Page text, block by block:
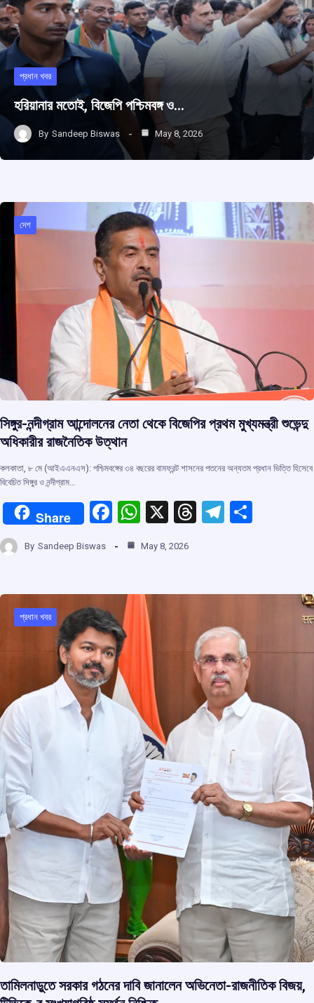
প্রধান খবর
হরিয়ানার মতোই, বিজেপি পশ্চিমবঙ্গ ও…
By Sandeep Biswas May 8, 2026
দেশ
সিঙ্গুর-নন্দীগ্রাম আন্দোলনের নেতা থেকে বিজেপির প্রথম মুখ্যমন্ত্রী শুভেন্দু
অধিকারীর রাজনৈতিক উত্থান
কলকাতা, ৮ মে (আইএএনএস): পশ্চিমবঙ্গের ৩৪ বছরের বামফ্রন্ট শাসনের পতনের অন্যতম প্রধান ভিত্তি হিসেবে
বিবেচিত সিঙ্গুর ও নন্দীগ্রাম…
Share
F
ce
o
o
k
W
at
A
p
p
X
T
d
s
T
a
m
By Sandeep Biswas May 8, 2026
প্রধান খবর
তামিলনাড়ুতে সরকার গঠনের দাবি জানালেন অভিনেতা-রাজনীতিক বিজয়,